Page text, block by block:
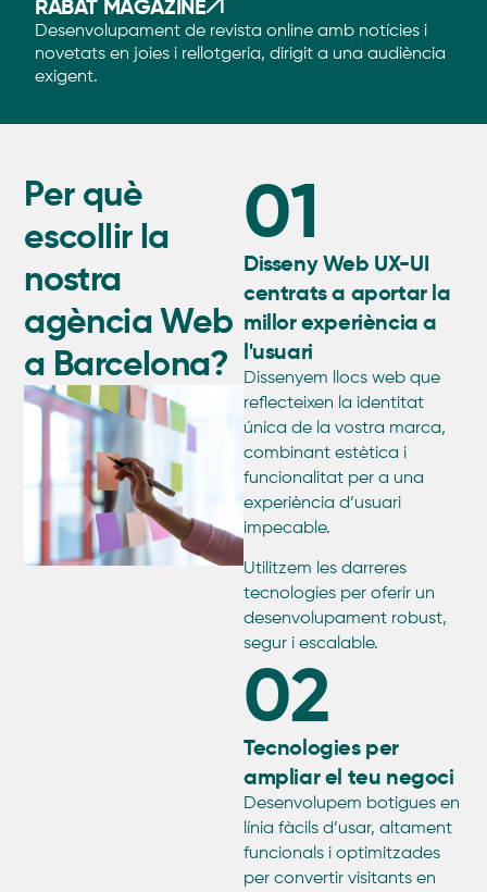
RABAT MAGAZINE
Desenvolupament de revista online amb notícies i
novetats en joies i rellotgeria, dirigit a una audiència
exigent.
Per què
escollir la
nostra
agència Web
a Barcelona?
01
Disseny Web UX-UI
centrats a aportar la
millor experiència a
l'usuari
Dissenyem llocs web que
reflecteixen la identitat
única de la vostra marca,
combinant estètica i
funcionalitat per a una
experiència d’usuari
impecable.
Utilitzem les darreres
tecnologies per oferir un
desenvolupament robust,
segur i escalable.
02
Tecnologies per
ampliar el teu negoci
Desenvolupem botigues en
línia fàcils d’usar, altament
funcionals i optimitzades
per convertir visitants en